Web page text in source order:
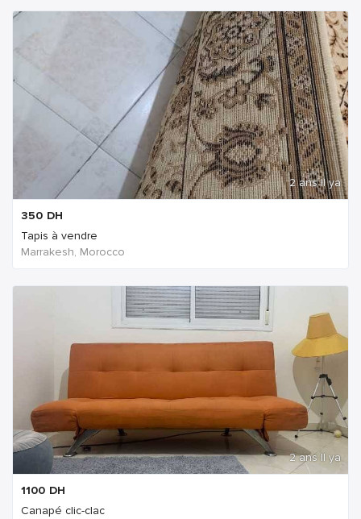
2 ans Il ya
350 DH
Tapis à vendre
Marrakesh, Morocco
2 ans Il ya
1100 DH
Canapé clic-clac